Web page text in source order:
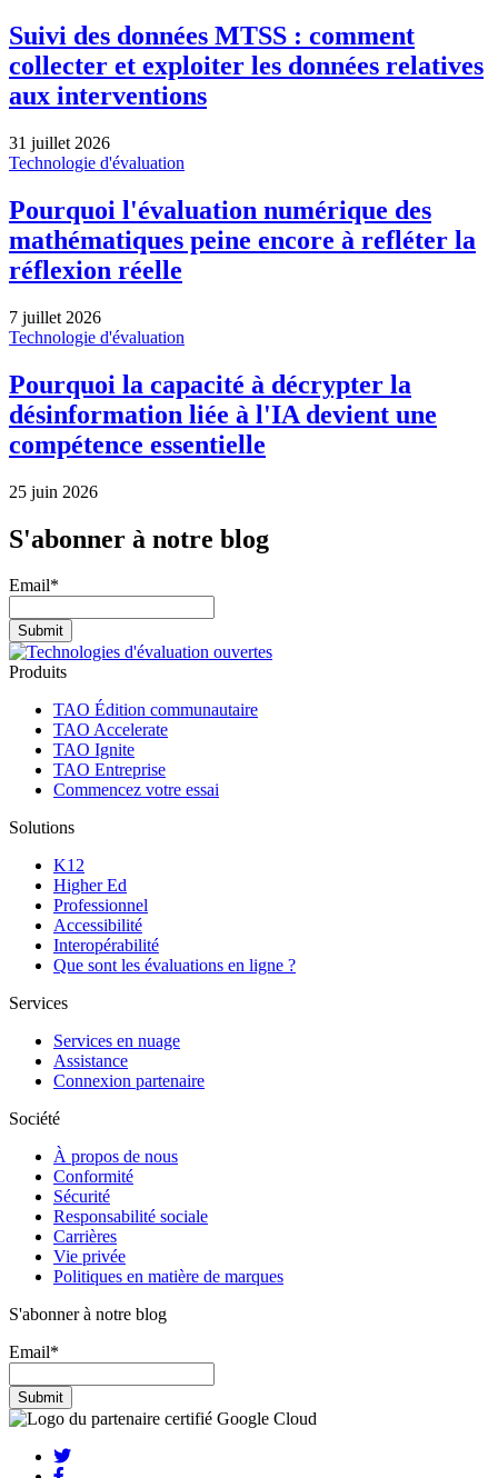
Suivi des données MTSS : comment
collecter et exploiter les données relatives
aux interventions
31 juillet 2026
Technologie d'évaluation
Pourquoi l'évaluation numérique des
mathématiques peine encore à refléter la
réflexion réelle
7 juillet 2026
Technologie d'évaluation
Pourquoi la capacité à décrypter la
désinformation liée à l'IA devient une
compétence essentielle
25 juin 2026
S'abonner à notre blog
Email*
Produits
TAO Édition communautaire
TAO Accelerate
TAO Ignite
TAO Entreprise
Commencez votre essai
Solutions
K12
Higher Ed
Professionnel
Accessibilité
Interopérabilité
Que sont les évaluations en ligne ?
Services
Services en nuage
Assistance
Connexion partenaire
Société
À propos de nous
Conformité
Sécurité
Responsabilité sociale
Carrières
Vie privée
Politiques en matière de marques
S'abonner à notre blog
Email*